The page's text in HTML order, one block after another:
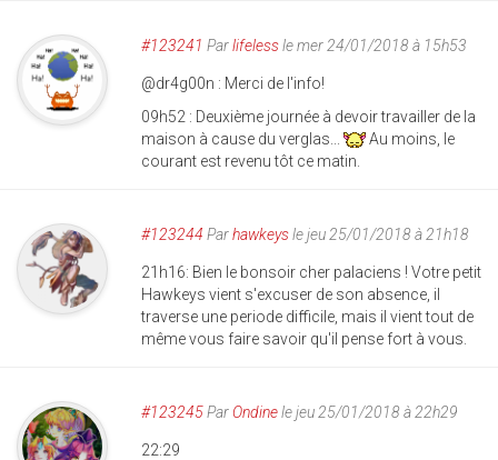
#123241 Parlifelessle mer 24/01/2018 à 15h53
@dr4g00n : Merci de l'info!
09h52 : Deuxième journée à devoir travailler de la
maison à cause du verglas...
Au moins, le
courant est revenu tôt ce matin.
#123244 Parhawkeysle jeu 25/01/2018 à 21h18
21h16: Bien le bonsoir cher palaciens ! Votre petit
Hawkeys vient s'excuser de son absence, il
traverse une periode difficile, mais il vient tout de
même vous faire savoir qu'il pense fort à vous.
#123245ParOndinele jeu 25/01/2018 à 22h29
22:29